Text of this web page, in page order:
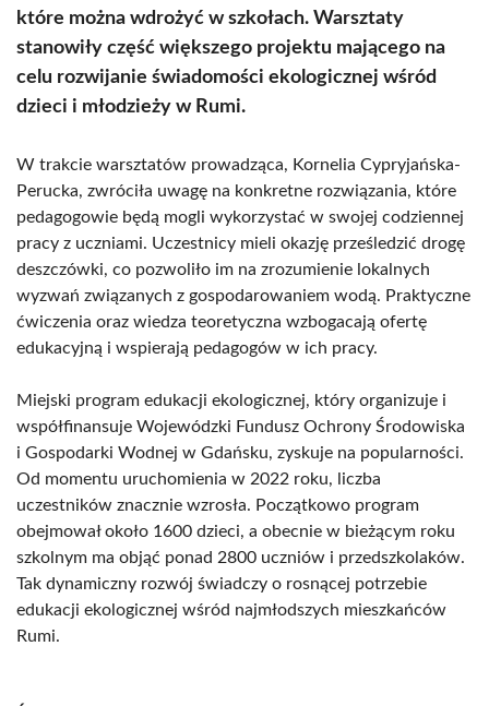
które można wdrożyć w szkołach. Warsztaty
stanowiły część większego projektu mającego na
celu rozwijanie świadomości ekologicznej wśród
dzieci i młodzieży w Rumi.
W trakcie warsztatów prowadząca, Kornelia Cypryjańska-
Perucka, zwróciła uwagę na konkretne rozwiązania, które
pedagogowie będą mogli wykorzystać w swojej codziennej
pracy z uczniami. Uczestnicy mieli okazję prześledzić drogę
deszczówki, co pozwoliło im na zrozumienie lokalnych
wyzwań związanych z gospodarowaniem wodą. Praktyczne
ćwiczenia oraz wiedza teoretyczna wzbogacają ofertę
edukacyjną i wspierają pedagogów w ich pracy.
Miejski program edukacji ekologicznej, który organizuje i
współfinansuje Wojewódzki Fundusz Ochrony Środowiska
i Gospodarki Wodnej w Gdańsku, zyskuje na popularności.
Od momentu uruchomienia w 2022 roku, liczba
uczestników znacznie wzrosła. Początkowo program
obejmował około 1600 dzieci, a obecnie w bieżącym roku
szkolnym ma objąć ponad 2800 uczniów i przedszkolaków.
Tak dynamiczny rozwój świadczy o rosnącej potrzebie
edukacji ekologicznej wśród najmłodszych mieszkańców
Rumi.